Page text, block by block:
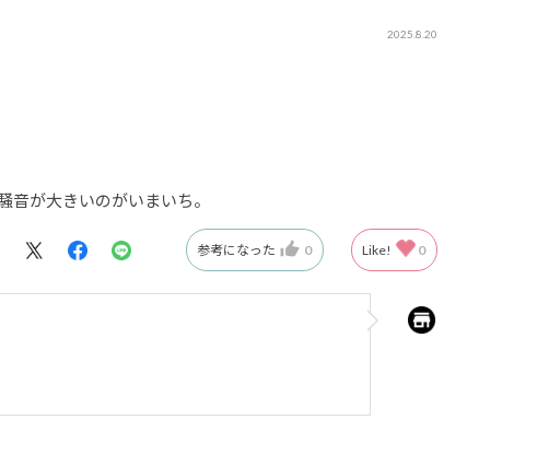
2025.8.20
が大きいのがいまいち。
参考になった 0 Like! 0